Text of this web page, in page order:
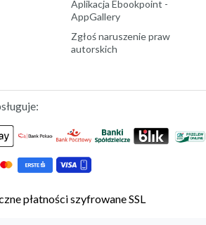
Aplikacja Ebookpoint -
AppGallery
Zgłoś naruszenie praw
autorskich
płatności szyfrowane SSL